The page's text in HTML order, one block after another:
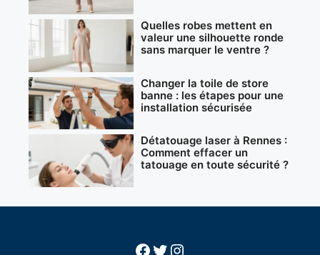
Quelles robes mettent en
valeur une silhouette ronde
sans marquer le ventre ?
Changer la toile de store
banne : les étapes pour une
installation sécurisée
Détatouage laser à Rennes :
Comment effacer un
tatouage en toute sécurité ?
Facebook
Twitter
Instagram